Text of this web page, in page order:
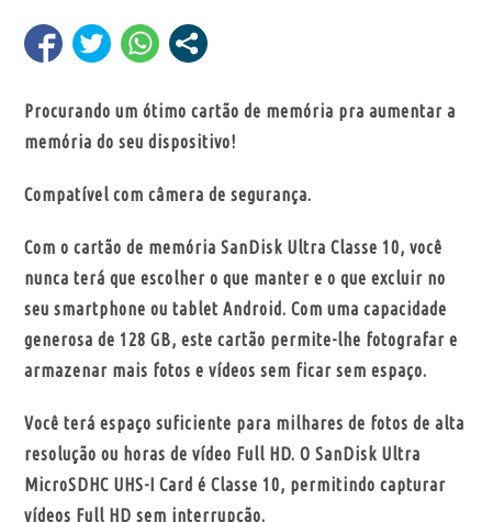
Procurando um ótimo cartão de memória pra aumentar a
memória do seu dispositivo!
Compatível com câmera de segurança.
Com o cartão de memória SanDisk Ultra Classe 10, você
nunca terá que escolher o que manter e o que excluir no
seu smartphone ou tablet Android. Com uma capacidade
generosa de 128 GB, este cartão permite-lhe fotografar e
armazenar mais fotos e vídeos sem ficar sem espaço.
Você terá espaço suficiente para milhares de fotos de alta
resolução ou horas de vídeo Full HD. O SanDisk Ultra
MicroSDHC UHS-I Card é Classe 10, permitindo capturar
vídeos Full HD sem interrupção.